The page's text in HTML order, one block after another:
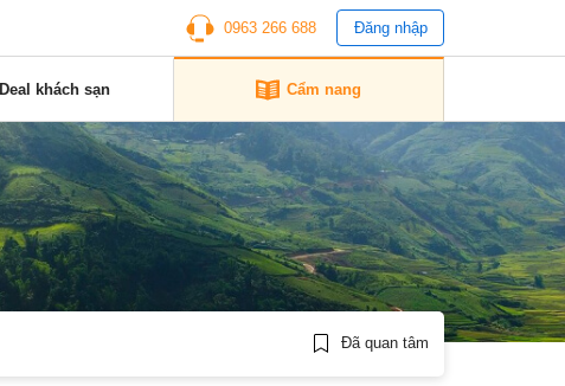
0963 266 688 Đăng nhập
Deal khách sạn Cẩm nang
Đã quan tâm